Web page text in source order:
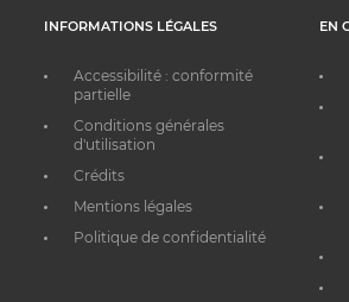
INFORMATIONS LÉGALES
Accessibilité : conformité
partielle
Conditions générales
d'utilisation
Crédits
Mentions légales
Politique de confidentialité
EN